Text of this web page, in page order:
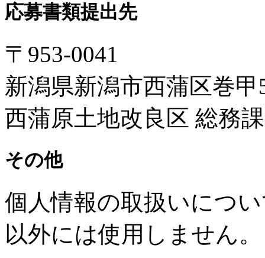
応募書類提出先
〒953-0041
新潟県新潟市西蒲区巻甲
西蒲原土地改良区 総務課
その他
個人情報の取扱いにつ
以外には使用しません。